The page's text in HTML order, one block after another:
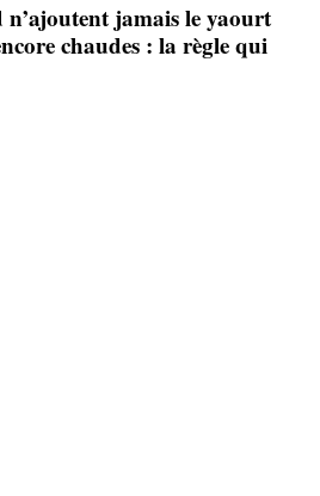
jamais le yaourt
chaudes : la règle qui